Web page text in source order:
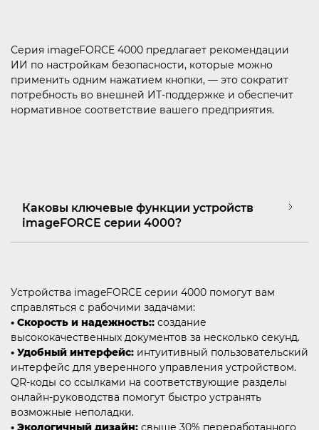
Серия imageFORCE 4000 предлагает рекомендации
ИИ по настройкам безопасности, которые можно
применить одним нажатием кнопки, — это сократит
потребность во внешней ИТ-поддержке и обеспечит
нормативное соответствие вашего предприятия.
Каковы ключевые функции устройств
imageFORCE серии 4000?
Устройства imageFORCE серии 4000 помогут вам
справляться с рабочими задачами:
• Скорость и надежность:: создание
высококачественных документов за несколько секунд.
• Удобный интерфейс: интуитивный пользовательский
интерфейс для уверенного управления устройством.
QR-коды со ссылками на соответствующие разделы
онлайн-руководства помогут быстро устранять
возможные неполадки.
• Экологичный дизайн: свыше 30% переработанного